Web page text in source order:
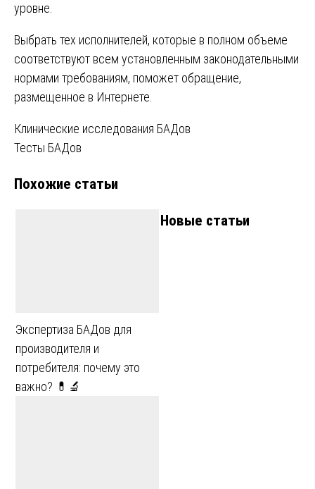
уровне.
Выбрать тех исполнителей, которые в полном объеме
соответствуют всем установленным законодательными
нормами требованиям, поможет обращение,
размещенное в Интернете.
Навигация
записям
Клинические исследования БАДов
Тесты БАДов
Похожие статьи
Экспертиза БАДов для
производителя и
потребителя: почему это
важно? 💊🔬
Новые статьи